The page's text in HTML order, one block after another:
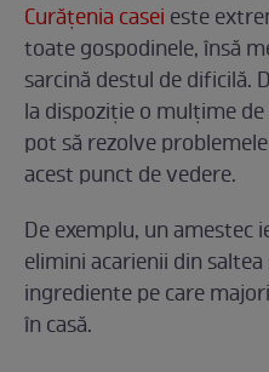
Curățenia casei este
toate gospodinele, însă
sarcină destul de dificilă.
la dispoziție o mulțime
pot să rezolve
acest punct de vedere.
De exemplu, un amestec
elimini acarienii din
ingrediente pe care
în casă.